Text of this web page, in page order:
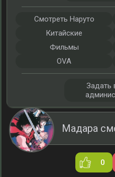
Мадара
0
Смотреть Наруто
Китайские
Фильмы
OVA
Задать